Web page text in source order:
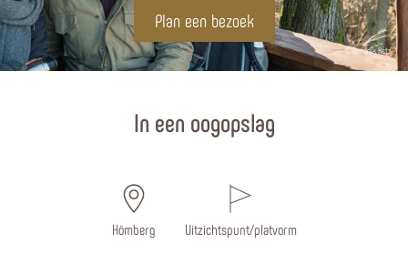
© Dominik Ketz
Plan een bezoek
In een oogopslag
Hömberg Uitzichtspunt/platvorm